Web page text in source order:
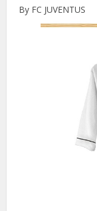
By FC JUVENTUS